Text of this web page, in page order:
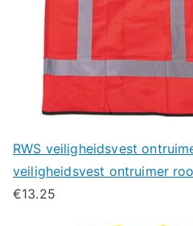
RWS veiligheidsvest
veiligheidsvest ontruimer
€13.25